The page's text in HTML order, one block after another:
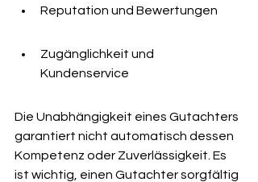
Reputation und Bewertungen
Zugänglichkeit und
Kundenservice
Die Unabhängigkeit eines Gutachters
garantiert nicht automatisch dessen
Kompetenz oder Zuverlässigkeit. Es
ist wichtig, einen Gutachter sorgfältig